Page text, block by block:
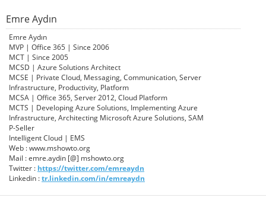
Emre Aydın
Emre Aydın
MVP | Office 365 | Since 2006
MCT | Since 2005
MCSD | Azure Solutions Architect
MCSE | Private Cloud, Messaging, Communication, Server
Infrastructure, Productivity, Platform
MCSA | Office 365, Server 2012, Cloud Platform
MCTS | Developing Azure Solutions, Implementing Azure
Infrastructure, Architecting Microsoft Azure Solutions, SAM
P-Seller
Intelligent Cloud | EMS
Web : www.mshowto.org
Mail : emre.aydin [@] mshowto.org
Twitter : https://twitter.com/emreaydn
Linkedin :tr.linkedin.com/in/emreaydn